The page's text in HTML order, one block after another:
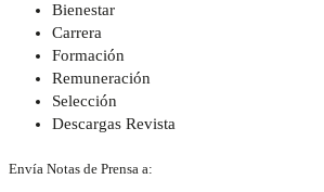
Bienestar
Carrera
Formación
Remuneración
Selección
Descargas Revista
Envía Notas de Prensa a: